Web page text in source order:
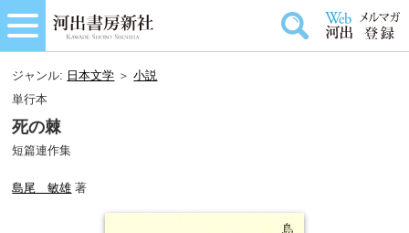
ジャンル: 日本文学 ＞小説
単行本
死の棘
短篇連作集
島尾 敏雄 著